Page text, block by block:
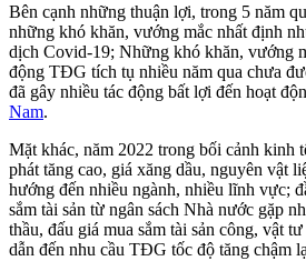
Bên cạnh những thuận lợi, trong 5 năm
những khó khăn, vướng mắc nhất định
dịch Covid-19; Những khó khăn, vướng
động TĐG tích tụ nhiều năm qua chưa
đã gây nhiều tác động bất lợi đến hoạt
Nam.
Mặt khác, năm 2022 trong bối cảnh kinh
phát tăng cao, giá xăng dầu, nguyên vật
hướng đến nhiều ngành, nhiều lĩnh vực;
sắm tài sản từ ngân sách Nhà nước gặp
thầu, đấu giá mua sắm tài sản công, vật
dẫn đến nhu cầu TĐG tốc độ tăng chậm